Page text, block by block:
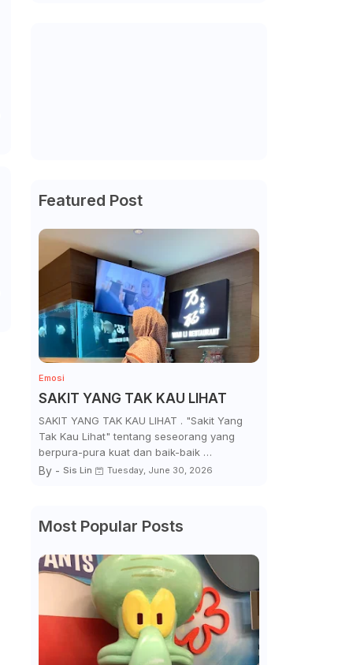
Featured Post
Emosi
SAKIT YANG TAK KAU LIHAT
SAKIT YANG TAK KAU LIHAT . "Sakit Yang
Tak Kau Lihat" tentang seseorang yang
berpura-pura kuat dan baik-baik …
By - Sis Lin Tuesday, June 30, 2026
Most Popular Posts